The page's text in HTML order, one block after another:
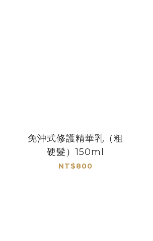
免沖式修護精華乳（粗
硬髮）150ml
NT$800